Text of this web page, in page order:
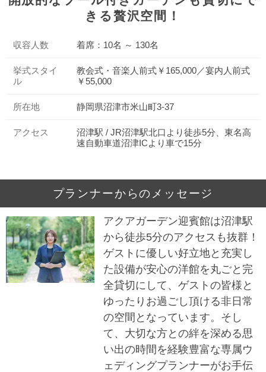
きる贅沢空間！
収容人数 着席：10名 ～ 130名
挙式スタイ
ル
教会式・音楽人前式￥165,000／宴内人前式
￥55,000
所在地 静岡県沼津市米山町3-37
アクセス
沼津駅 / JR沼津駅北口より徒歩5分、東名高
速自動車道沼津ICより車で15分
プランナーからのメッセージ
アクアガーデン迎賓館は沼津駅
から徒歩5分のアクセスも抜群！
ゲストに優しい好立地と充実し
た設備が安心の洋館を丸ごと完
全貸切にして、ゲストの皆様と
ゆったりお過ごし頂ける非日常
の空間となっています。そし
て、大切な方との絆を深める思
い出の時間を経験豊富な専属ウ
ェディングプランナーがお手伝